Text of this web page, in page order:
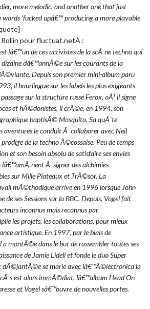
more melodic, and another one that just
words ‘fucked upâ€™ producing a more playable
pour fluctuat.netÂ :
lâ€™un de ces activistes de la scÃ¨ne techno qui
dâ€™annÃ©e sur les courants de la
Depuis son premier mini-album paru
il bourlingue sur les labels les plus exigeants
sur la structure russe Ferox, oÃ¹ il signe
et hÃ©donistes, il crÃ©e, en 1994, son
baptisÃ© Mosquito. Sa quÃ¨te
aventures le conduit Ã collaborer avec Neil
de la techno Ã©cossaise. Peu de temps
et son besoin absolu de satisfaire ses envies
Ã signer des alchimies
sur Mille Plateaux et TrÃ©sor. La
mÃ©thodique arrive en 1996 lorsque John
ses Sessions sur la BBC. Depuis, Vogel fait
inconnus mais reconnus par
les projets, les collaborations, pour mieux
artistique. En 1997, par le biais de
montÃ©e dans le but de rassembler toutes ses
de Jamie Lidell et fonde le duo Super
dÃ©jantÃ©e se marie avec lâ€™Ã©lectronica la
est alors immÃ©diat, lâ€™album Head On
et Vogel sâ€™ouvre de nouvelles portes.